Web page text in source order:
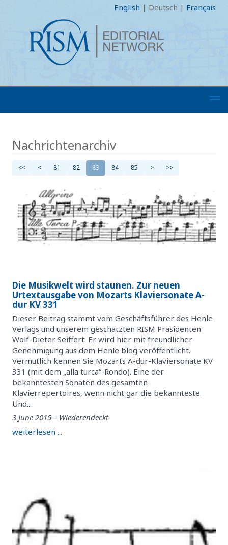
English | Deutsch | Français
Nachrichtenarchiv
<< < 81 82 83 84 85 > >>
Die Musikwelt wird staunen. Zur neuen
Urtextausgabe von Mozarts Klaviersonate A-
dur KV 331
Dieser Beitrag stammt vom Geschäftsführer des Henle
Verlags und unserem geschätzten RISM Präsidenten
Wolf-Dieter Seiffert. Er wird hier mit freundlicher
Genehmigung aus dem Henle blog veröffentlicht.
Vermutlich kennen Sie Mozarts A-dur-Klaviersonate KV
331 (mit dem „alla turca“-Rondo). Eine der
bekanntesten Sonaten des gesamten
Klavierrepertoires, wenn nicht gar die bekannteste.
Und...
3 June 2015 – Wiederendeckt
weiterlesen ...